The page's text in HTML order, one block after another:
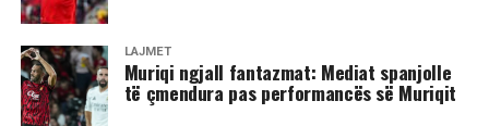
LAJMET
Muriqi ngjall fantazmat: Mediat spanjolle
të çmendura pas performancës së Muriqit